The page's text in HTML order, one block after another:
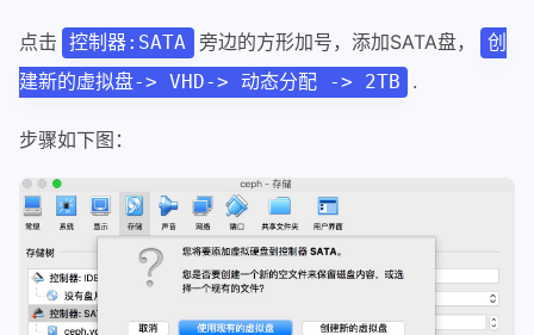
点击 控制器:SATA 旁边的方形加号，添加SATA盘，
创
建新的虚拟盘-> VHD-> 动态分配 -> 2TB
.
步骤如下图：